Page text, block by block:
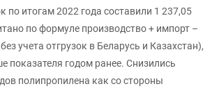
по итогам 2022 года составили 1 237,05
по формуле производство + импорт –
учета отгрузок в Беларусь и Казахстан),
показателя годом ранее. Снизились
полипропилена как со стороны